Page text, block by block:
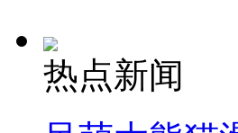
热点新闻